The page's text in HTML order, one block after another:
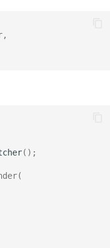
,
();
(